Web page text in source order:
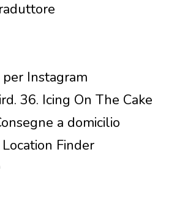
Instagram
36. Icing On The Cake
a domicilio
Finder